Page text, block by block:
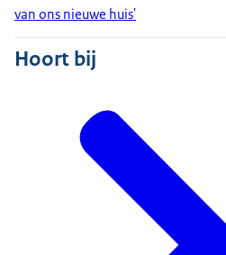
van ons nieuwe huis'
Hoort bij